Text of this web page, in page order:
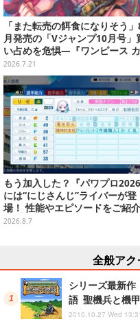
「また転売の餌食になりそう
月発売の「Vジャンプ10月号」
い占めを危惧―『ワンピース
ド』付録中止もやまぬ不安
2026.7.21
もう加入した？『パワプロ2026
には“にじさんじ”ライバーが登
場！ 性能やエピソードをご紹介
2026.8.7
全般アク
シリーズ最新作
語 聖機兵と機
2010.10.27 Wed